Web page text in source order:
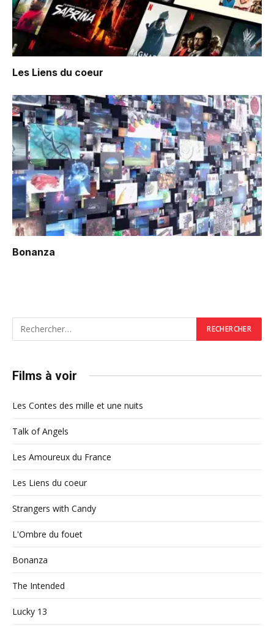
Les Liens du coeur
Bonanza
Films à voir
Les Contes des mille et une nuits
Talk of Angels
Les Amoureux du France
Les Liens du coeur
Strangers with Candy
L'Ombre du fouet
Bonanza
The Intended
Lucky 13